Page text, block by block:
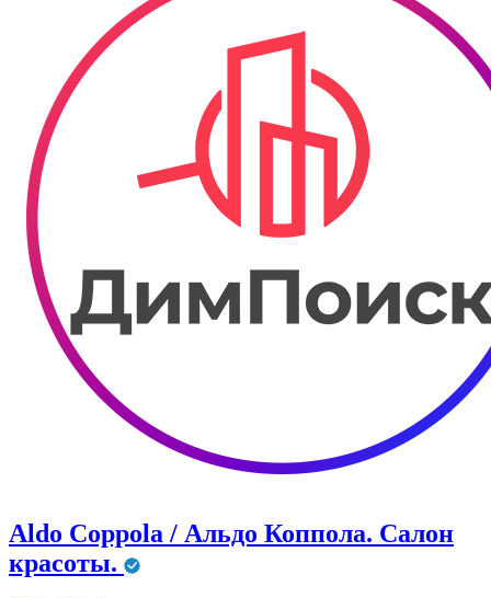
Aldo Coppola / Альдо Коппола. Салон
красоты.